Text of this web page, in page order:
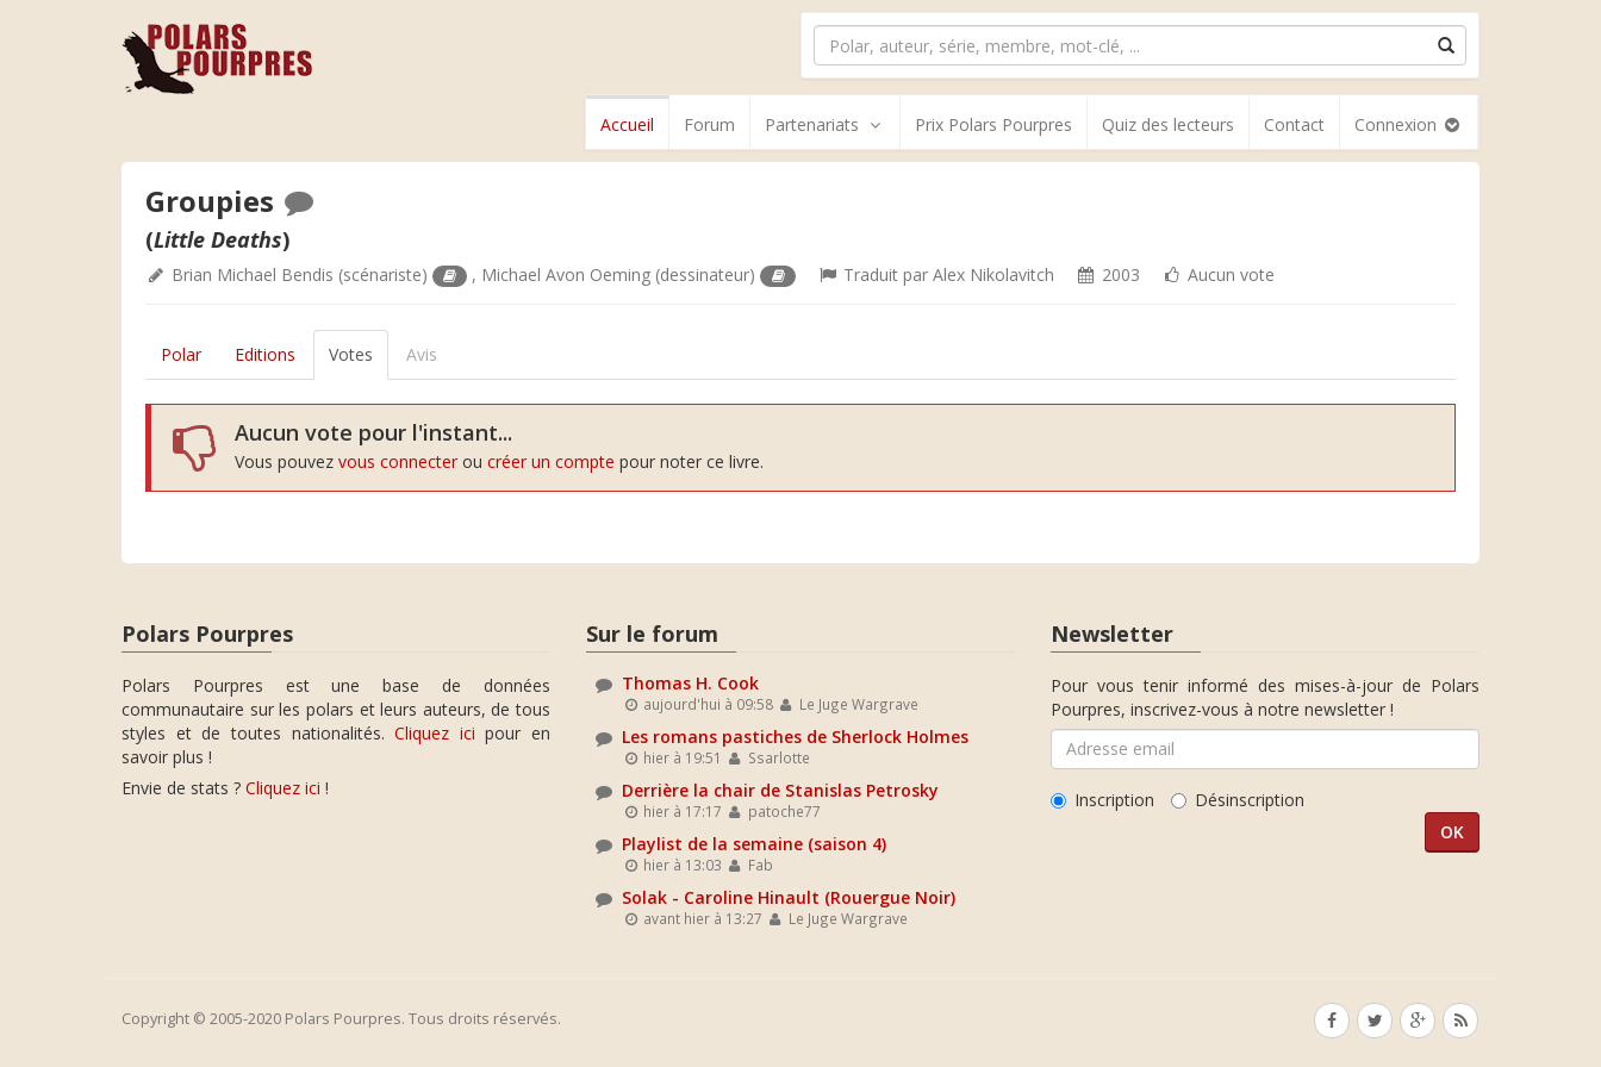
Accueil Forum Partenariats Prix Polars Pourpres Quiz des lecteurs Contact Connexion
Groupies
(Little Deaths)
Brian Michael Bendis (scénariste) , Michael Avon Oeming (dessinateur) Traduit par Alex Nikolavitch 2003 Aucun vote
Polar Editions Votes Avis
Aucun vote pour l'instant...
Vous pouvez vous connecter ou créer un compte pour noter ce livre.
Polars Pourpres
Polars Pourpres est une base de données
communautaire sur les polars et leurs auteurs, de tous
styles et de toutes nationalités.Cliquez ici pour en
savoir plus !
Envie de stats ? Cliquez ici !
Sur le forum
Thomas H. Cook
aujourd'hui à 09:58 Le Juge Wargrave
Les romans pastiches de Sherlock Holmes
hier à 19:51 Ssarlotte
Derrière la chair de Stanislas Petrosky
hier à 17:17 patoche77
Playlist de la semaine (saison 4)
hier à 13:03 Fab
Solak - Caroline Hinault (Rouergue Noir)
avant hier à 13:27 Le Juge Wargrave
Newsletter
Pour vous tenir informé des mises-à-jour de Polars
Pourpres, inscrivez-vous à notre newsletter !
Inscription Désinscription
Copyright © 2005-2020 Polars Pourpres. Tous droits réservés.